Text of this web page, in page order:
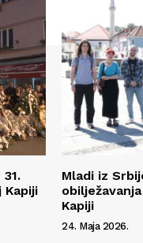
Kapiji
Mladi iz
Kapiji
24. Maja 2026.